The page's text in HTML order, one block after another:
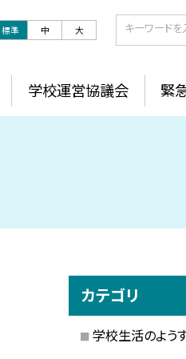
標準 中 大
学校運営協議会 緊
カテゴリ
学校生活のよう